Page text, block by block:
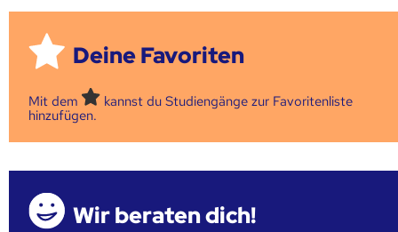
Deine Favoriten
Mit dem
kannst du Studiengänge zur Favoritenliste
hinzufügen.
Wir beraten dich!